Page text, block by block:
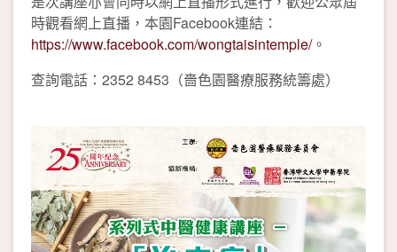
時觀看網上直播，本園Facebook連結：
https://www.facebook.com/wongtaisintemple/。
查詢電話：2352 8453（嗇色園醫療服務統籌處）